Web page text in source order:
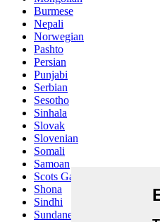
Burmese
Nepali
Norwegian
Pashto
Persian
Punjabi
Serbian
Sesotho
Sinhala
Slovak
Slovenian
Somali
Samoan
Scots Gaelic
Shona
Sindhi
Sundanese